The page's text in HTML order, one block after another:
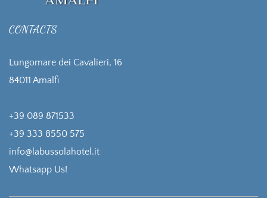
CONTACTS
Lungomare dei Cavalieri, 16
84011 Amalfi
+39 089 871533
+39 333 8550 575
info@labussolahotel.it
Whatsapp Us!